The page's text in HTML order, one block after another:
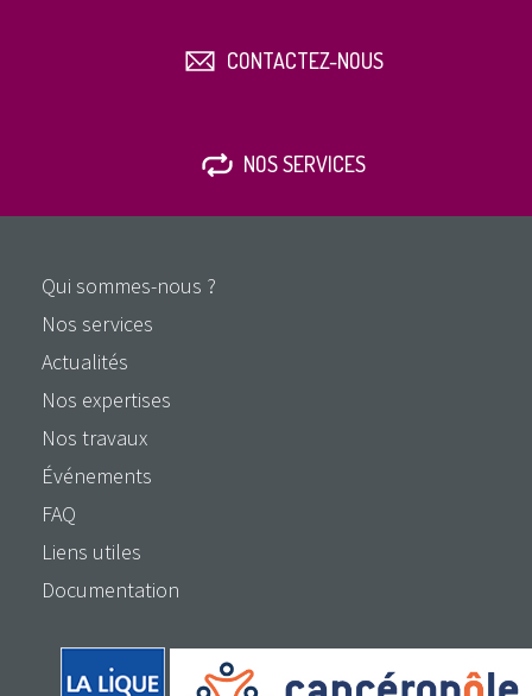
CONTACTEZ-NOUS
NOS SERVICES
Qui sommes-nous ?
Nos services
Actualités
Nos expertises
Nos travaux
Événements
FAQ
Liens utiles
Documentation